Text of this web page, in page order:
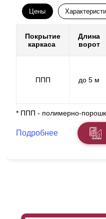
Цены
Покрытие
каркаса
Длина
ворот
ППП до 5 м
* ППП - полимерно-
Подробнее